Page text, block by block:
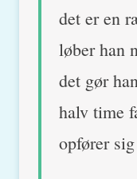
det er en
løber han
det gør
halv time
opfører